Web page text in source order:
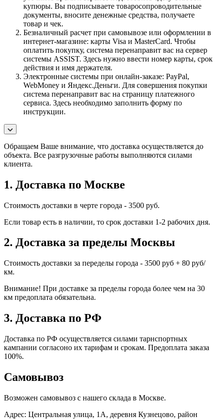
купюры. Вы подписываете товаросопроводительные
документы, вносите денежные средства, получаете
товар и чек.
Безналичный расчет при самовывозе или оформлении в
интернет-магазине: карты Visa и MasterCard. Чтобы
оплатить покупку, система перенаправит вас на сервер
системы ASSIST. Здесь нужно ввести номер карты, срок
действия и имя держателя.
Электронные системы при онлайн-заказе: PayPal,
WebMoney и Яндекс.Деньги. Для совершения покупки
система перенаправит вас на страницу платежного
сервиса. Здесь необходимо заполнить форму по
инструкции.
Обращаем Ваше внимание, что доставка осуществляется до
объекта. Все разгрузочные работы выполняются силами
клиента.
1. Доставка по Москве
Стоимость доставки в черте города - 3500 руб.
Если товар есть в наличии, то срок доставки 1-2 рабочих дня.
2. Доставка за пределы Москвы
Стоимость доставки за переделы города - 3500 руб + 80 руб/
км.
Внимание! При доставке за пределы города более чем на 30
км предоплата обязательна.
3. Доставка по РФ
Доставка по РФ осуществляется силами тарнспортных
кампании согласоно их тарифам и срокам. Предоплата заказа
100%.
Самовывоз
Возможен самовывоз с нашего склада в Москве.
Адрес: Центральная улица, 1А, деревня Кузнецово, район